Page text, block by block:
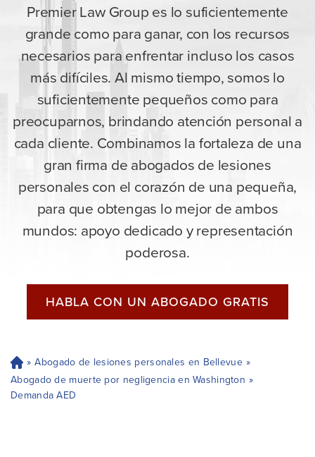
Premier Law Group es lo suficientemente
grande como para ganar, con los recursos
necesarios para enfrentar incluso los casos
más difíciles. Al mismo tiempo, somos lo
suficientemente pequeños como para
preocuparnos, brindando atención personal a
cada cliente. Combinamos la fortaleza de una
gran firma de abogados de lesiones
personales con el corazón de una pequeña,
para que obtengas lo mejor de ambos
mundos: apoyo dedicado y representación
poderosa.
HABLA CON UN ABOGADO GRATIS
H
og
ar
» Abogado de lesiones personales en Bellevue »
Abogado de muerte por negligencia en Washington »
Demanda AED